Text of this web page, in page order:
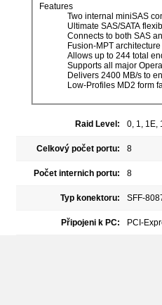
Features
Two internal miniSAS
Ultimate SAS/SATA
Connects to both SAS
Fusion-MPT
Allows up to 244 total
Supports all major
Delivers 2400 MB/s to
Low-Profiles MD2 form
Raid Level: 0, 1, 1E,
Celkový počet portu: 8
Počet internich portu: 8
Typ konektoru: SFF-
Připojeni k PC: PCI-